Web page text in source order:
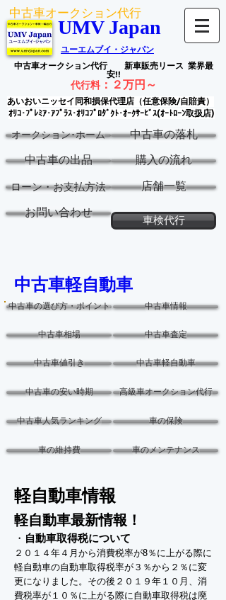
中古車オークション代行
UMV Japan
ユーエムブイ・ジャパン
中古車オークション代行 新車販売リース 業界最
安!!
代行料： ２万円～
あいおいニッセイ同和損保代理店（任意保険/自賠責）
ｵﾘｺ･ﾌﾟﾚﾐｱ･ｱﾌﾟﾗｽ･ｵﾘｺﾌﾟﾛﾀﾞｸﾄ･ｵｰｸｻｰﾋﾞｽ(ｵｰﾄﾛｰﾝ取扱店)
オークション･ホーム 中古車の落札
中古車の出品 購入の流れ
ローン・お支払方法 店舗一覧
お問い合わせ
車検代行
中古車軽自動車
中古車の選び方・ポイント 中古車情報
中古車相場 中古車査定
中古車値引き 中古車軽自動車
中古車の安い時期 高級車オークション代行
中古車人気ランキング 車の保険
車の維持費 車のメンテナンス
軽自動車情報
軽自動車最新情報！
・ 自動車取得税について
２０１４年４月から消費税率が8％に上がる際に
軽自動車の自動車取得税率が３％から２％に変
更になりました。その後２０１９年１０月、消
費税率が１０％に上がる際に自動車取得税は廃